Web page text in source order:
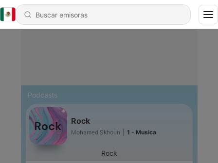
Podcasts
Rock
Mohamed Skhoun 1 - Musica
Rock